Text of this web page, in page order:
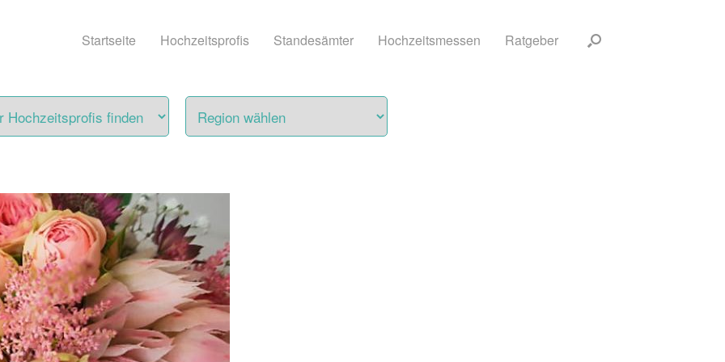
Startseite Hochzeitsprofis Standesämter Hochzeitsmessen Ratgeber